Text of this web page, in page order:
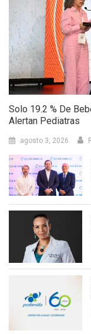
Solo 19.2 % De
Alertan Pediatras
agosto 3, 2026